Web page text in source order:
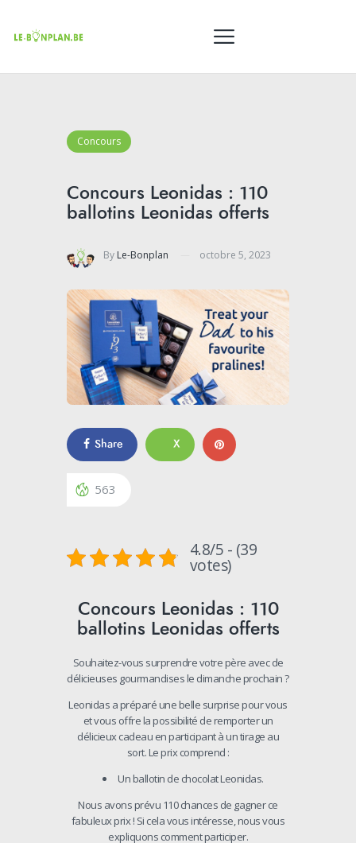
Concours
Concours Leonidas : 110
ballotins Leonidas offerts
By Le-Bonplan octobre 5, 2023
Share X
563
4.8/5 - (39
votes)
Concours Leonidas : 110
ballotins Leonidas offerts
Souhaitez-vous surprendre votre père avec de
délicieuses gourmandises le dimanche prochain ?
Leonidas a préparé une belle surprise pour vous
et vous offre la possibilité de remporter un
délicieux cadeau en participant à un tirage au
sort. Le prix comprend :
Un ballotin de chocolat Leonidas.
Nous avons prévu 110 chances de gagner ce
fabuleux prix ! Si cela vous intéresse, nous vous
expliquons comment participer.